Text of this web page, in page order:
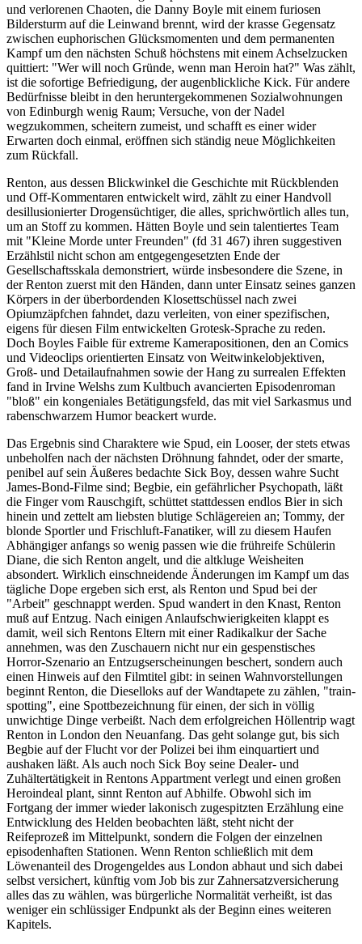
und verlorenen Chaoten, die Danny Boyle mit einem furiosen
Bildersturm auf die Leinwand brennt, wird der krasse Gegensatz
zwischen euphorischen Glücksmomenten und dem permanenten
Kampf um den nächsten Schuß höchstens mit einem Achselzucken
quittiert: "Wer will noch Gründe, wenn man Heroin hat?" Was zählt,
ist die sofortige Befriedigung, der augenblickliche Kick. Für andere
Bedürfnisse bleibt in den heruntergekommenen Sozialwohnungen
von Edinburgh wenig Raum; Versuche, von der Nadel
wegzukommen, scheitern zumeist, und schafft es einer wider
Erwarten doch einmal, eröffnen sich ständig neue Möglichkeiten
zum Rückfall.
Renton, aus dessen Blickwinkel die Geschichte mit Rückblenden
und Off-Kommentaren entwickelt wird, zählt zu einer Handvoll
desillusionierter Drogensüchtiger, die alles, sprichwörtlich alles tun,
um an Stoff zu kommen. Hätten Boyle und sein talentiertes Team
mit "Kleine Morde unter Freunden" (fd 31 467) ihren suggestiven
Erzählstil nicht schon am entgegengesetzten Ende der
Gesellschaftsskala demonstriert, würde insbesondere die Szene, in
der Renton zuerst mit den Händen, dann unter Einsatz seines ganzen
Körpers in der überbordenden Klosettschüssel nach zwei
Opiumzäpfchen fahndet, dazu verleiten, von einer spezifischen,
eigens für diesen Film entwickelten Grotesk-Sprache zu reden.
Doch Boyles Faible für extreme Kamerapositionen, den an Comics
und Videoclips orientierten Einsatz von Weitwinkelobjektiven,
Groß- und Detailaufnahmen sowie der Hang zu surrealen Effekten
fand in Irvine Welshs zum Kultbuch avancierten Episodenroman
"bloß" ein kongeniales Betätigungsfeld, das mit viel Sarkasmus und
rabenschwarzem Humor beackert wurde.
Das Ergebnis sind Charaktere wie Spud, ein Looser, der stets etwas
unbeholfen nach der nächsten Dröhnung fahndet, oder der smarte,
penibel auf sein Äußeres bedachte Sick Boy, dessen wahre Sucht
James-Bond-Filme sind; Begbie, ein gefährlicher Psychopath, läßt
die Finger vom Rauschgift, schüttet stattdessen endlos Bier in sich
hinein und zettelt am liebsten blutige Schlägereien an; Tommy, der
blonde Sportler und Frischluft-Fanatiker, will zu diesem Haufen
Abhängiger anfangs so wenig passen wie die frühreife Schülerin
Diane, die sich Renton angelt, und die altkluge Weisheiten
absondert. Wirklich einschneidende Änderungen im Kampf um das
tägliche Dope ergeben sich erst, als Renton und Spud bei der
"Arbeit" geschnappt werden. Spud wandert in den Knast, Renton
muß auf Entzug. Nach einigen Anlaufschwierigkeiten klappt es
damit, weil sich Rentons Eltern mit einer Radikalkur der Sache
annehmen, was den Zuschauern nicht nur ein gespenstisches
Horror-Szenario an Entzugserscheinungen beschert, sondern auch
einen Hinweis auf den Filmtitel gibt: in seinen Wahnvorstellungen
beginnt Renton, die Dieselloks auf der Wandtapete zu zählen, "train-
spotting", eine Spottbezeichnung für einen, der sich in völlig
unwichtige Dinge verbeißt. Nach dem erfolgreichen Höllentrip wagt
Renton in London den Neuanfang. Das geht solange gut, bis sich
Begbie auf der Flucht vor der Polizei bei ihm einquartiert und
aushaken läßt. Als auch noch Sick Boy seine Dealer- und
Zuhältertätigkeit in Rentons Appartment verlegt und einen großen
Heroindeal plant, sinnt Renton auf Abhilfe. Obwohl sich im
Fortgang der immer wieder lakonisch zugespitzten Erzählung eine
Entwicklung des Helden beobachten läßt, steht nicht der
Reifeprozeß im Mittelpunkt, sondern die Folgen der einzelnen
episodenhaften Stationen. Wenn Renton schließlich mit dem
Löwenanteil des Drogengeldes aus London abhaut und sich dabei
selbst versichert, künftig vom Job bis zur Zahnersatzversicherung
alles das zu wählen, was bürgerliche Normalität verheißt, ist das
weniger ein schlüssiger Endpunkt als der Beginn eines weiteren
Kapitels.